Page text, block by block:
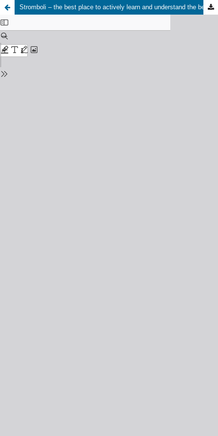
Stromboli – the best place to actively learn and understand the behavior of an active volcano and its processes // Stromboli – najlepsze miejsce do poznania aktywnego wulkanu i zrozumienia procesów wulkanicznych